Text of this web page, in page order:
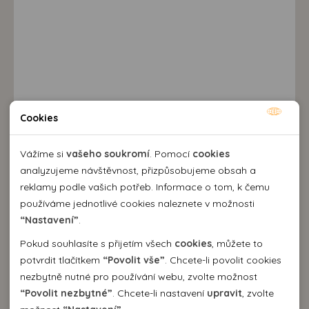
Destinace a výlety
Cookies
Vážíme si vašeho soukromí . Pomocí cookies
analyzujeme návštěvnost, přizpůsobujeme obsah a
reklamy podle vašich potřeb. Informace o tom, k čemu
používáme jednotlivé cookies naleznete v možnosti
“Nastavení”
Pokud souhlasíte s přijetím všech cookies , můžete to
potvrdit tlačítkem “Povolit vše” . Chcete-li povolit cookies
nezbytně nutné pro používání webu, zvolte možnost
“Povolit nezbytné” . Chcete-li nastavení upravit , zvolte
Nutné cookies pomáhají, aby byla webová stránka
použitelná tak, že umožní základní funkce jako navigace
stránky a přístup k zabezpečeným sekcím webové stránky.
Webová stránka nemůže správně fungovat bez těchto
cookies.
Analytické cookies
Pomocí analytických cookies můžeme měřit návštěvnost
našeho webu, zdroje návštěv, výkon reklam a také jejich
Personální cookies